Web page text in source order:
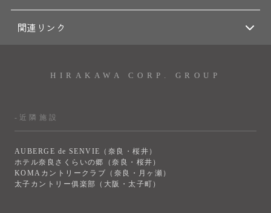
関連リンク
HIRAKAWA CORP. GROUP
-近隣施設
AUBERGE de SENVIE（奈良・桜井）
ホテル奈良さくらいの郷（奈良・桜井）
KOMAカントリークラブ（奈良・月ヶ瀬）
太子カントリー俱楽部（大阪・太子町）